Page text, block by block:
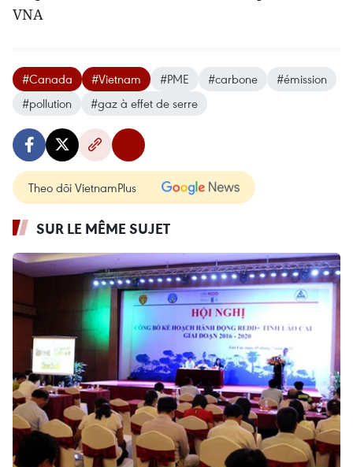
VNA
#Canada #Vietnam #PME #carbone
#émission
#pollution
#gaz à effet de serre
Theo dõi VietnamPlus
SUR LE MÊME SUJET